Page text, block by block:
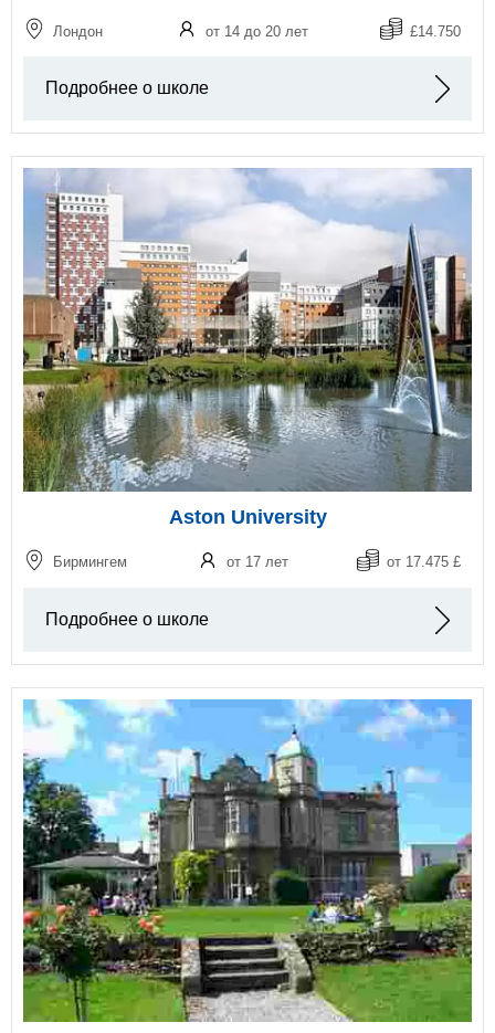
Лондон от 14 до 20 лет £14.750
Подробнее о школе
Aston University
Бирмингем от 17 лет от 17.475 £
Подробнее о школе